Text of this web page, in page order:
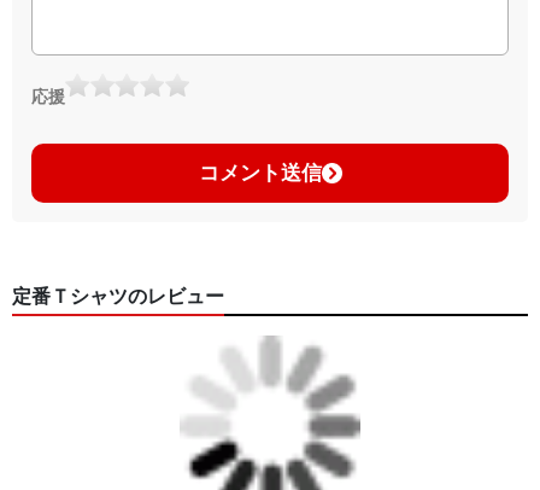
応援
コメント送信
定番Ｔシャツのレビュー